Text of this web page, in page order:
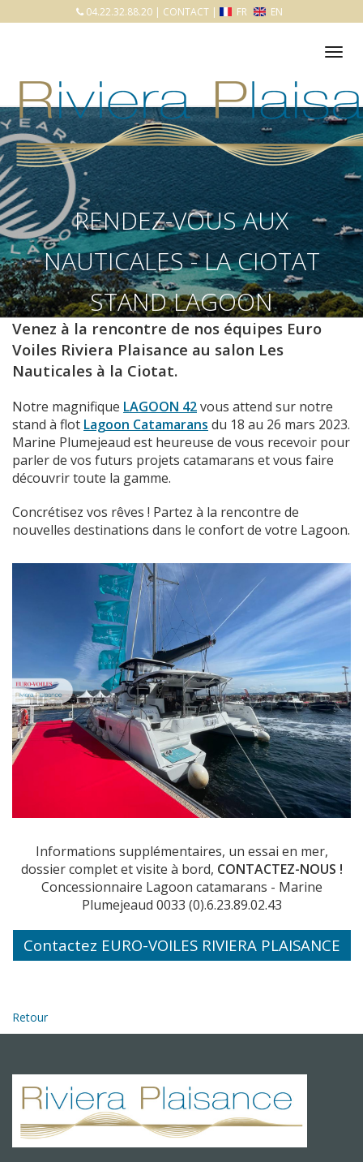
04.22.32.88.20 | CONTACT | FR EN
RENDEZ-VOUS AUX
NAUTICALES - LA CIOTAT
STAND LAGOON
Accueil Nos services
Actualités
Rendez-vous aux Nauticales - La Ciotat stand LAGOON
Venez à la rencontre de nos équipes Euro
Voiles Riviera Plaisance au salon Les
Nauticales à la Ciotat.
Notre magnifique LAGOON 42vous attend sur notre
stand à flot Lagoon Catamarans du 18 au 26 mars 2023.
Marine Plumejeaud est heureuse de vous recevoir pour
parler de vos futurs projets catamarans et vous faire
découvrir toute la gamme.
Concrétisez vos rêves ! Partez à la rencontre de
nouvelles destinations dans le confort de votre Lagoon.
Informations supplémentaires, un essai en mer,
dossier complet et visite à bord, CONTACTEZ-NOUS !
Concessionnaire Lagoon catamarans - Marine
Plumejeaud 0033 (0).6.23.89.02.43
Contactez EURO-VOILES RIVIERA PLAISANCE
Retour